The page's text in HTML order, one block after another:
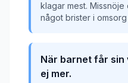
klagar mest.
något brister i
När barnet får
ej mer.